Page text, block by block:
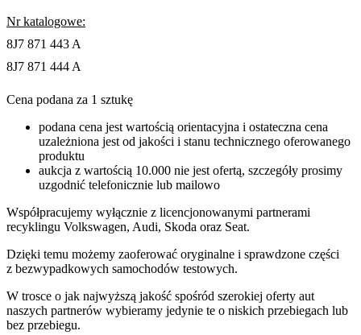
Nr katalogowe:
8J7 871 443 A
8J7 871 444 A
Cena podana za 1 sztukę
podana cena jest wartością orientacyjna i ostateczna cena
uzależniona jest od jakości i stanu technicznego oferowanego
produktu
aukcja z wartością 10.000 nie jest ofertą, szczegóły prosimy
uzgodnić telefonicznie lub mailowo
Współpracujemy wyłącznie z licencjonowanymi partnerami
recyklingu Volkswagen, Audi, Skoda oraz Seat.
Dzięki temu możemy zaoferować oryginalne i sprawdzone części
z bezwypadkowych samochodów testowych.
W trosce o jak najwyższą jakość spośród szerokiej oferty aut
naszych partnerów wybieramy jedynie te o niskich przebiegach lub
bez przebiegu.